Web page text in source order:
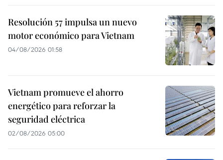
Resolución 57 impulsa un nuevo
motor económico para Vietnam
04/08/2026 01:58
Vietnam promueve el ahorro
energético para reforzar la
seguridad eléctrica
02/08/2026 05:00